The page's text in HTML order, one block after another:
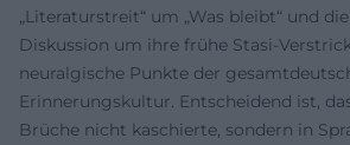
„Literaturstreit“ um „Was bleibt“ und
Diskussion um ihre frühe Stasi-
neuralgische Punkte der
Erinnerungskultur. Entscheidend ist,
Brüche nicht kaschierte, sondern in